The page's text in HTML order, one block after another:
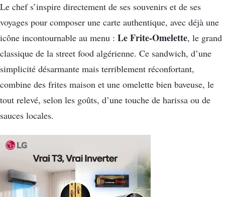
Le chef s’inspire directement de ses souvenirs et de ses
voyages pour composer une carte authentique, avec déjà une
icône incontournable au menu : Le Frite-Omelette, le grand
classique de la street food algérienne. Ce sandwich, d’une
simplicité désarmante mais terriblement réconfortant,
combine des frites maison et une omelette bien baveuse, le
tout relevé, selon les goûts, d’une touche de harissa ou de
sauces locales.